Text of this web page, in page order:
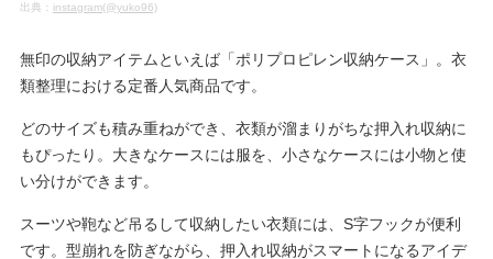
出典： instagram(@yuko96)
無印の収納アイテムといえば「ポリプロピレン収納ケース」。衣
類整理における定番人気商品です。
どのサイズも積み重ねができ、衣類が溜まりがちな押入れ収納に
もぴったり。大きなケースには服を、小さなケースには小物と使
い分けができます。
スーツや鞄など吊るして収納したい衣類には、S字フックが便利
です。型崩れを防ぎながら、押入れ収納がスマートになるアイデ